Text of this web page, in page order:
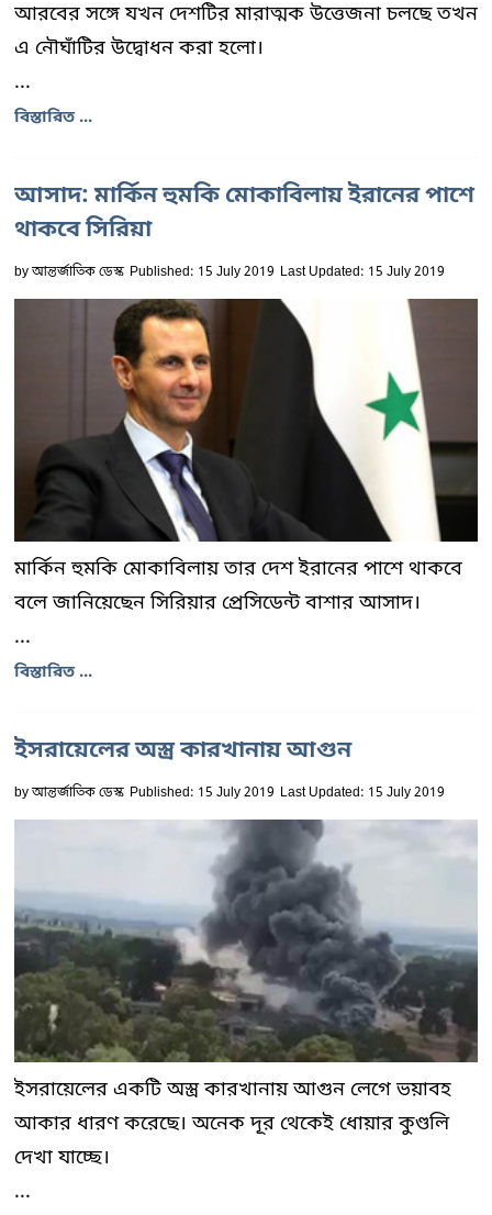
আরবের সঙ্গে যখন দেশটির মারাত্মক উত্তেজনা চলছে তখন
এ নৌঘাঁটির উদ্বোধন করা হলো।
...
বিস্তারিত ...
আসাদ: মার্কিন হুমকি মোকাবিলায় ইরানের পাশে
থাকবে সিরিয়া
byআন্তর্জাতিক ডেস্ক Published: 15 July 2019 Last Updated: 15 July 2019
মার্কিন হুমকি মোকাবিলায় তার দেশ ইরানের পাশে থাকবে
বলে জানিয়েছেন সিরিয়ার প্রেসিডেন্ট বাশার আসাদ।
...
বিস্তারিত ...
ইসরায়েলের অস্ত্র কারখানায় আগুন
byআন্তর্জাতিক ডেস্ক Published: 15 July 2019 Last Updated: 15 July 2019
ইসরায়েলের একটি অস্ত্র কারখানায় আগুন লেগে ভয়াবহ
আকার ধারণ করেছে। অনেক দূর থেকেই ধোয়ার কুণ্ডলি
দেখা যাচ্ছে।
...